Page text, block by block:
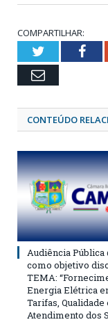
COMPARTILHAR:
Twitter
Email
CONTEÚDO
Audiência Pública
como objetivo
TEMA:
Energia Elétrica
Tarifas, Qualidade
Atendimento dos